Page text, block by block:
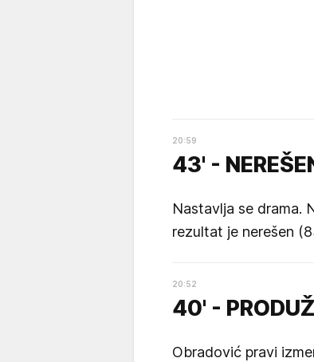
20:59
43' -
Nastavlja se drama.
rezultat je nerešen
20:52
40' -
Obradović pravi